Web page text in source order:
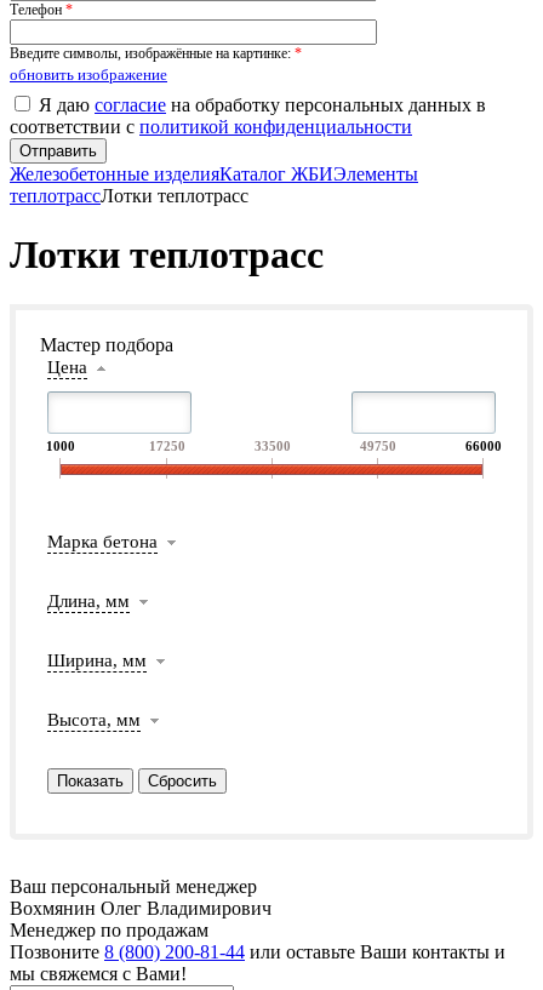
Телефон *
Введите символы, изображённые на картинке: *
обновить изображение
Я даю согласие на обработку персональных данных в
соответствии с политикой конфиденциальности
Железобетонные изделияКаталог ЖБИЭлементы
теплотрассЛотки теплотрасс
Лотки теплотрасс
Мастер подбора
Цена
1000 17250 33500 49750 66000
Марка бетона
Длина, мм
Ширина, мм
Высота, мм
Ваш персональный менеджер
Вохмянин Олег Владимирович
Менеджер по продажам
Позвоните 8 (800) 200-81-44 или оставьте Ваши контакты и
мы свяжемся с Вами!